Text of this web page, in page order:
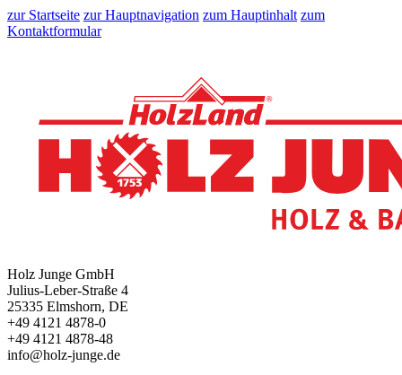
zur Startseite zur Hauptnavigation zum Hauptinhalt zum
Kontaktformular
Holz Junge GmbH
Julius-Leber-Straße 4
25335 Elmshorn, DE
+49 4121 4878-0
+49 4121 4878-48
info@holz-junge.de